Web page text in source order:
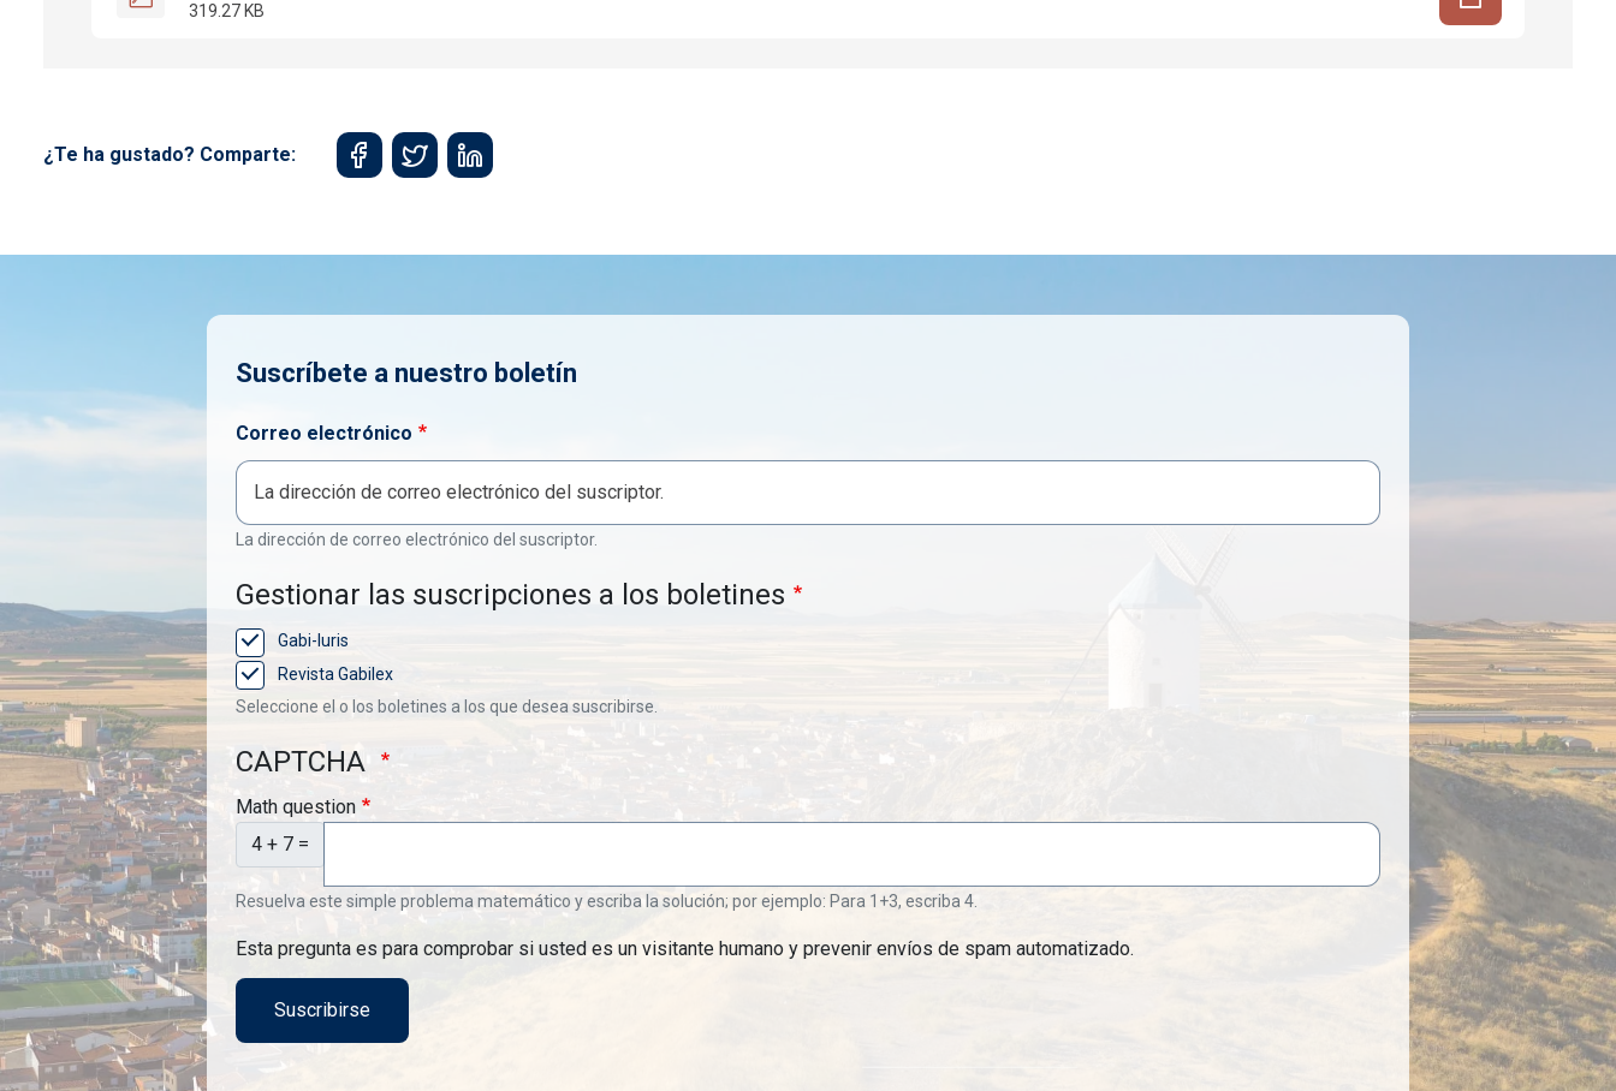
319.27 KB
¿Te ha gustado? Comparte:
Suscríbete a nuestro boletín
Correo electrónico
La dirección de correo electrónico del suscriptor.
Gestionar las suscripciones a los boletines
Gabi-Iuris
Revista Gabilex
Seleccione el o los boletines a los que desea suscribirse.
CAPTCHA
Math question
4 + 7 =
Resuelva este simple problema matemático y escriba la solución; por ejemplo: Para 1+3, escriba 4.
Esta pregunta es para comprobar si usted es un visitante humano y prevenir envíos de spam automatizado.